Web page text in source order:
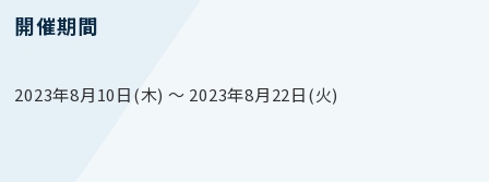
開催期間
2023年8月10日(木) 〜 2023年8月22日(火)